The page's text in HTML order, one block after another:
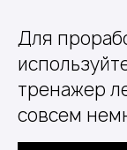
Для
тренажер
совсем